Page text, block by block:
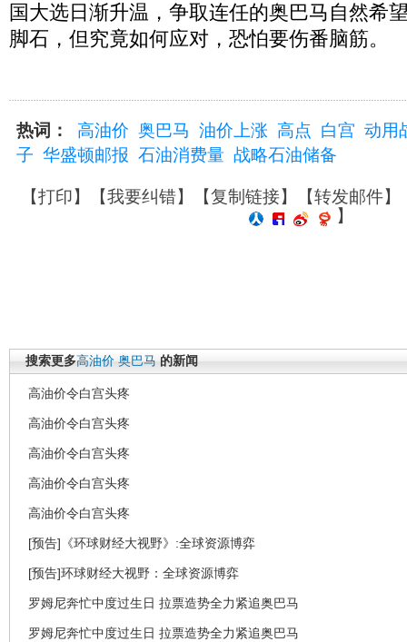
国大选日渐升温，争取连任的奥巴马自然希
脚石，但究竟如何应对，恐怕要伤番脑筋。
热词： 高油价 奥巴马 油价上涨 高点 白宫 动用
子 华盛顿邮报 石油消费量 战略石油储备
【打印】【我要纠错】【复制链接】【转发邮件】
】
搜索更多高油价 奥巴马 的新闻
高油价令白宫头疼
高油价令白宫头疼
高油价令白宫头疼
高油价令白宫头疼
高油价令白宫头疼
[预告]《环球财经大视野》:全球资源博弈
[预告]环球财经大视野：全球资源博弈
罗姆尼奔忙中度过生日 拉票造势全力紧追奥巴马
罗姆尼奔忙中度过生日 拉票造势全力紧追奥巴马